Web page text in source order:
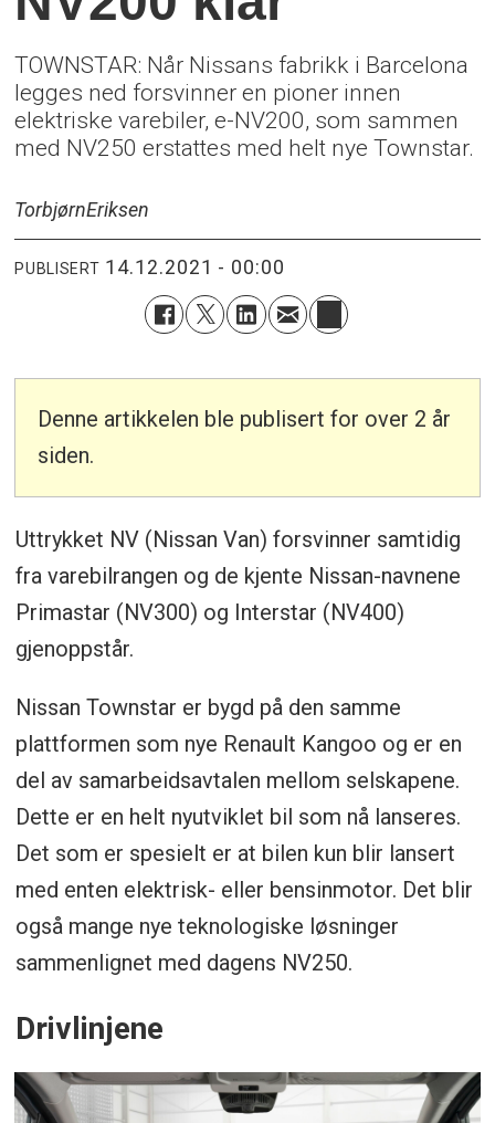
TOWNSTAR: Når Nissans fabrikk i Barcelona
legges ned forsvinner en pioner innen
elektriske varebiler, e-NV200, som sammen
med NV250 erstattes med helt nye Townstar.
TorbjørnEriksen
PUBLISERT 14.12.2021 - 00:00
Denne artikkelen ble publisert for over 2 år
siden.
Uttrykket NV (Nissan Van) forsvinner samtidig
fra varebilrangen og de kjente Nissan-navnene
Primastar (NV300) og Interstar (NV400)
gjenoppstår.
Nissan Townstar er bygd på den samme
plattformen som nye Renault Kangoo og er en
del av samarbeidsavtalen mellom selskapene.
Dette er en helt nyutviklet bil som nå lanseres.
Det som er spesielt er at bilen kun blir lansert
med enten elektrisk- eller bensinmotor. Det blir
også mange nye teknologiske løsninger
sammenlignet med dagens NV250.
Drivlinjene